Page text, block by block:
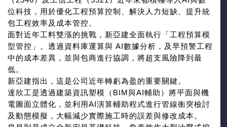
位科技，用於優化工程預算控制、解決人力短缺、提升統
包工程效率及成本管控。
面對近年工料雙漲的挑戰，新亞建全面執行「工程預算模
型管控」。透過資料庫運算與 AI數據分析，及早預警工程
中的成本差異，並與包商進行協調，將超支風險降到最
低。
新亞建指出，這是公司近年轉虧為盈的重要關鍵。
達欣工是透過建築資訊塑模（BIM與AI輔助）將平面與機
電圖面立體化，並利用AI演算輔助程式進行管線衝突檢討
及動態模擬，大幅減少實際施工時的誤差與修改成本。